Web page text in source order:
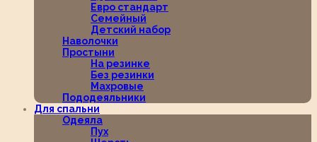
Евро стандарт
Семейный
Детский набор
Наволочки
Простыни
На резинке
Без резинки
Махровые
Пододеяльники
Для спальни
Одеяла
Пух